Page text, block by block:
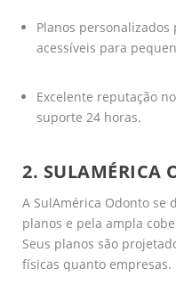
Planos personalizados
acessíveis para
Excelente reputação
suporte 24 horas.
2. SULAMÉRICA
A SulAmérica Odonto se
planos e pela ampla
Seus planos são
físicas quanto empresas.